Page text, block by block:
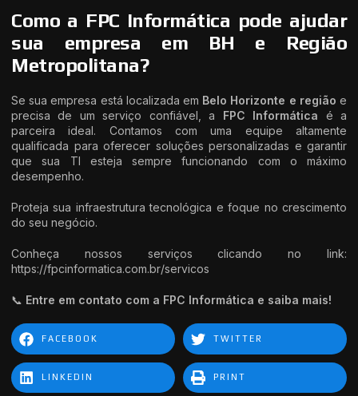
Como a FPC Informática pode ajudar
sua empresa em BH e Região
Metropolitana?
Se sua empresa está localizada em Belo Horizonte e região e
precisa de um serviço confiável, a FPC Informática é a
parceira ideal. Contamos com uma equipe altamente
qualificada para oferecer soluções personalizadas e garantir
que sua TI esteja sempre funcionando com o máximo
desempenho.
Proteja sua infraestrutura tecnológica e foque no crescimento
do seu negócio.
Conheça nossos serviços clicando no link:
https://fpcinformatica.com.br/servicos
📞 Entre em contato com a FPC Informática e saiba mais!
FACEBOOK TWITTER
LINKEDIN PRINT